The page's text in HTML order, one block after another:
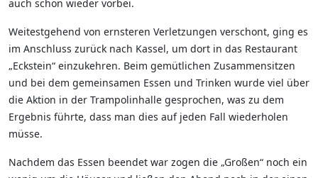
auch schon wieder vorbei.
Weitestgehend von ernsteren Verletzungen verschont, ging es
im Anschluss zurück nach Kassel, um dort in das Restaurant
„Eckstein“ einzukehren. Beim gemütlichen Zusammensitzen
und bei dem gemeinsamen Essen und Trinken wurde viel über
die Aktion in der Trampolinhalle gesprochen, was zu dem
Ergebnis führte, dass man dies auf jeden Fall wiederholen
müsse.
Nachdem das Essen beendet war zogen die „Großen“ noch ein